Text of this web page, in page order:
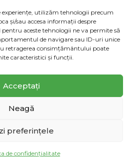
experiențe, utilizăm tehnologii precum
și/sau accesa informații despre
aceste tehnologii ne va permite să
de navigare sau ID-uri unice
retragerea consimțământului poate
caracteristici și funcții.
Acceptați
Neagă
preferințele
de confidențialitate
rezervate
de confidențialitate